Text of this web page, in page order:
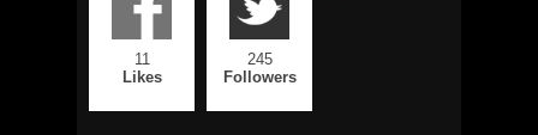
11
Likes
245
Followers